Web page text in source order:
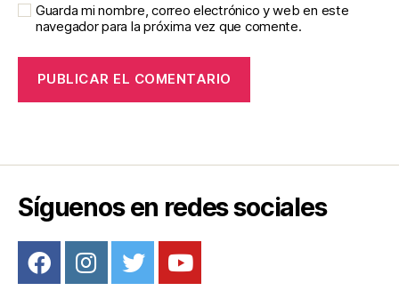
Guarda mi nombre, correo electrónico y web en este
navegador para la próxima vez que comente.
Síguenos en redes sociales